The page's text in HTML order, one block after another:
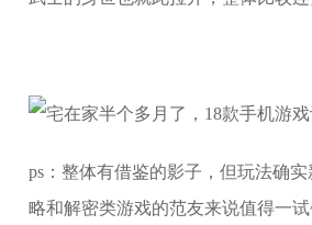
ps：整体有借鉴的影子，但玩法确
略和解密类游戏的范友来说值得一试